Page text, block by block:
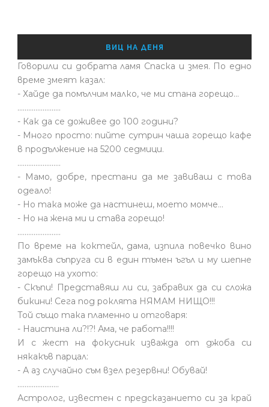
ВИЦ НА ДЕНЯ
Говорили си добрата ламя Спаска и змея. По едно
време змеят казал:
- Хайде да помълчим малко, че ми стана горещо...
........................
- Как да се доживее до 100 години?
- Много просто: пийте сутрин чаша горещо кафе
в продължение на 5200 седмици.
........................
- Мамо, добре, престани да ме завиваш с това
одеало!
- Но така може да настинеш, моето момче…
- Но на жена ми и става горещо!
........................
По време на коктейл, дама, изпила повечко вино
замъква съпруга си в един тъмен ъгъл и му шепне
горещо на ухото:
- Скъпи! Представяш ли си, забравих да си сложа
бикини! Сега под роклята НЯМАМ НИЩО!!!
Той също така пламенно и отговаря:
- Наистина ли?!?! Ама, че работа!!!!
И с жест на фокусник изважда от джоба си
някакъв парцал:
- А аз случайно съм взел резервни! Обувай!
.......................
Астролог, известен с предсказанието си за край